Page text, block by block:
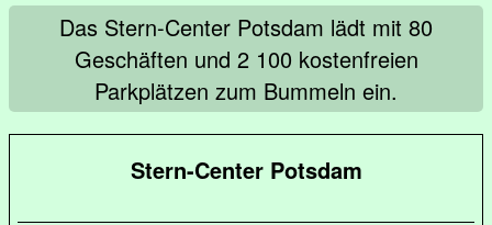
Das Stern-Center Potsdam lädt mit 80
Geschäften und 2 100 kostenfreien
Parkplätzen zum Bummeln ein.
Stern-Center Potsdam